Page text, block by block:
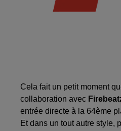
Cela fait un petit moment
collaboration avec
entrée directe à la 64ème
Et dans un tout autre style,